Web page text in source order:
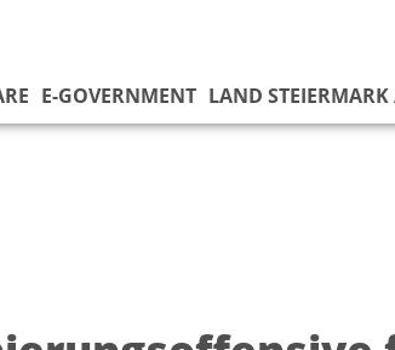
E-GOVERNMENT LAND STEIERMARK